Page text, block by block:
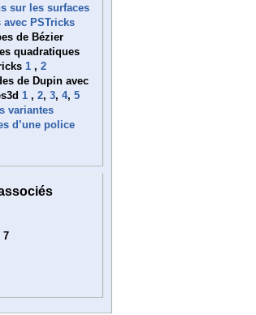
sur les surfaces
PSTricks
de Bézier
quadratiques
1 , 2
de Dupin avec
1 , 2, 3, 4, 5
variantes
d’une police
7